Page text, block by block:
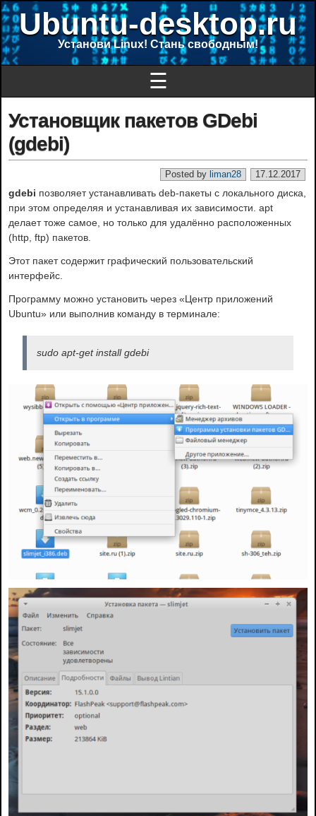
Ubuntu-desktop.ru
Установи Linux! Стань свободным!
☰
Установщик пакетов GDebi
(gdebi)
17.12.2017
Posted by liman28
gdebi позволяет устанавливать deb-пакеты с локального диска,
при этом определяя и устанавливая их зависимости. apt
делает тоже самое, но только для удалённо расположенных
(http, ftp) пакетов.
Этот пакет содержит графический пользовательский
интерфейс.
Программу можно установить через «Центр приложений
Ubuntu» или выполнив команду в терминале:
sudo apt-get install gdebi